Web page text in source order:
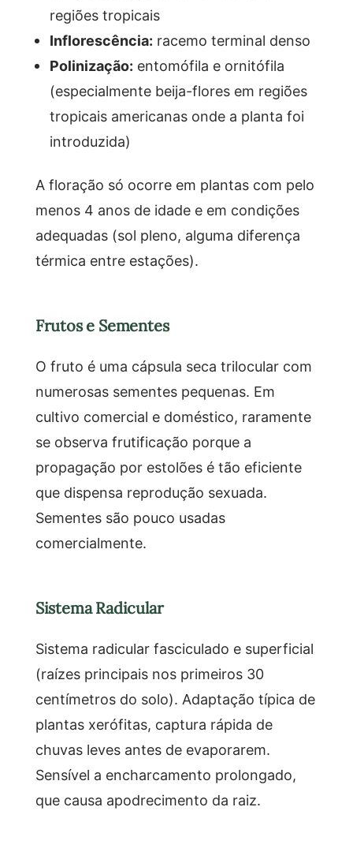
regiões tropicais
Inflorescência: racemo terminal denso
Polinização: entomófila e ornitófila
(especialmente beija-flores em regiões
tropicais americanas onde a planta foi
introduzida)
A floração só ocorre em plantas com pelo
menos 4 anos de idade e em condições
adequadas (sol pleno, alguma diferença
térmica entre estações).
Frutos e Sementes
O fruto é uma cápsula seca trilocular com
numerosas sementes pequenas. Em
cultivo comercial e doméstico, raramente
se observa frutificação porque a
propagação por estolões é tão eficiente
que dispensa reprodução sexuada.
Sementes são pouco usadas
comercialmente.
Sistema Radicular
Sistema radicular fasciculado e superficial
(raízes principais nos primeiros 30
centímetros do solo). Adaptação típica de
plantas xerófitas, captura rápida de
chuvas leves antes de evaporarem.
Sensível a encharcamento prolongado,
que causa apodrecimento da raiz.